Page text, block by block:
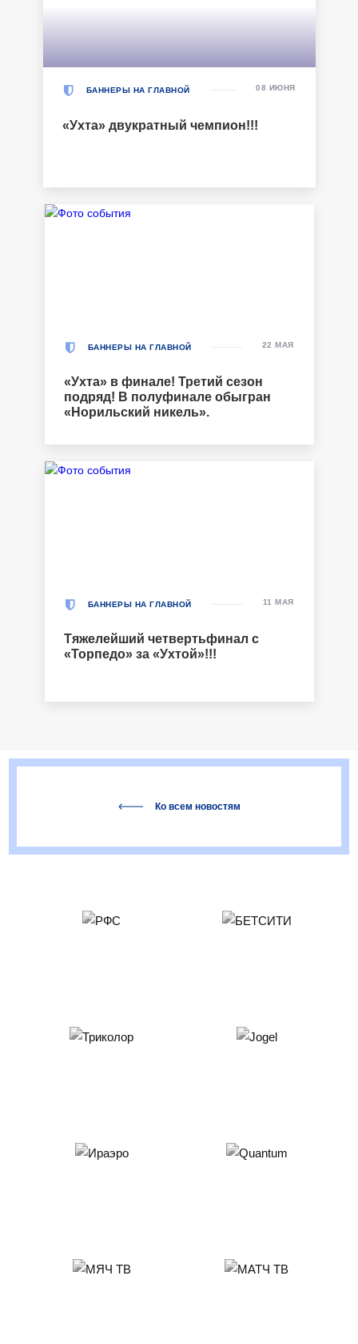
БАННЕРЫ НА ГЛАВНОЙ
«Ухта» двукратный чемпион!!!
08 ИЮНЯ
БАННЕРЫ НА ГЛАВНОЙ
«Ухта» в финале! Третий сезон
подряд! В полуфинале обыгран
«Норильский никель».
22 МАЯ
БАННЕРЫ НА ГЛАВНОЙ
Тяжелейший четвертьфинал с
«Торпедо» за «Ухтой»!!!
11 МАЯ
Ко всем новостям